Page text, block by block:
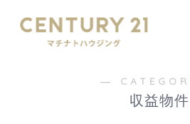
―
収益物件